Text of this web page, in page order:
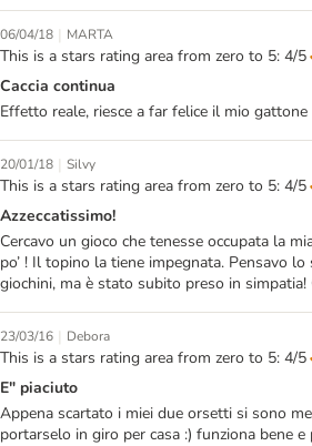
06/04/18 | MARTA
This is a stars rating area from zero to 5: 4/5
Caccia continua
Effetto reale, riesce a far felice il mio gattone
20/01/18 | Silvy
This is a stars rating area from zero to 5: 4/5
Azzeccatissimo!
Cercavo un gioco che tenesse occupata la
po’ ! Il topino la tiene impegnata. Pensavo
giochini, ma è stato subito preso in simpatia!
23/03/16 | Debora
This is a stars rating area from zero to 5: 4/5
E" piaciuto
Appena scartato i miei due orsetti si sono
portarselo in giro per casa :) funziona bene